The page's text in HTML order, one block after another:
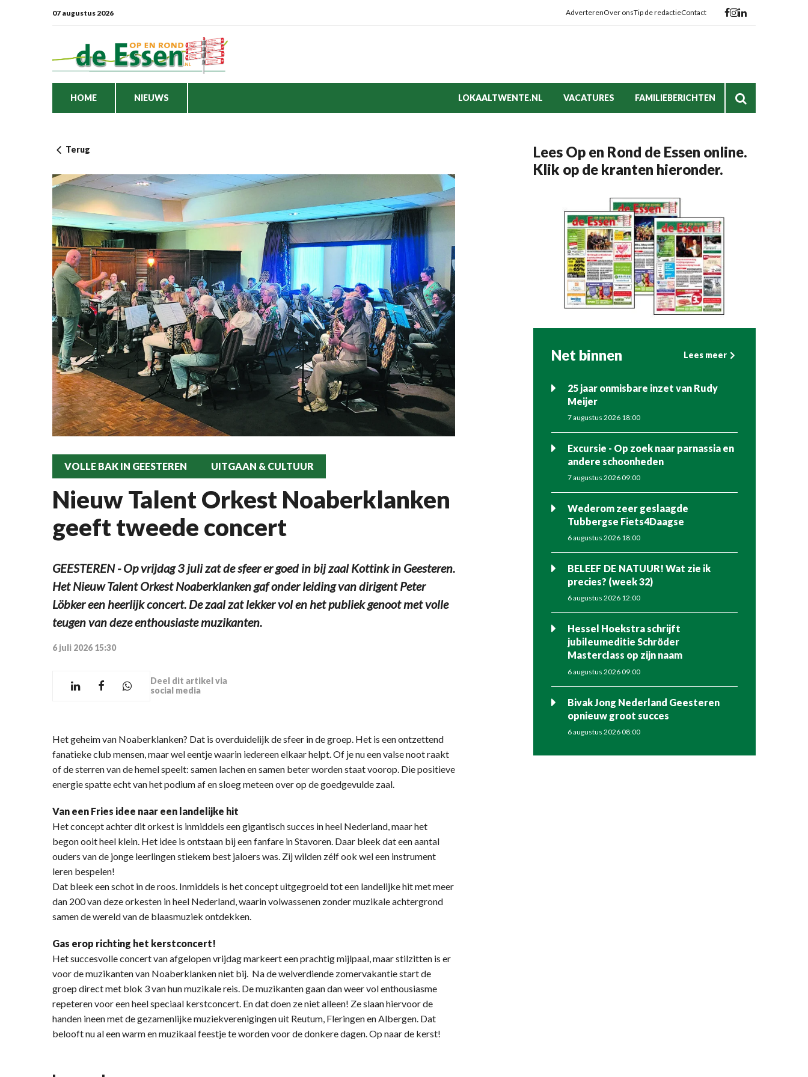
07 augustus 2026 AdverterenOver onsTip de redactieContact
HOME NIEUWS LOKAALTWENTE.NL VACATURES FAMILIEBERICHTEN
Terug
VOLLE BAK IN GEESTEREN UITGAAN & CULTUUR
Nieuw Talent Orkest Noaberklanken
geeft tweede concert
GEESTEREN - Op vrijdag 3 juli zat de sfeer er goed in bij zaal Kottink in Geesteren.
Het Nieuw Talent Orkest Noaberklanken gaf onder leiding van dirigent Peter
Löbker een heerlijk concert. De zaal zat lekker vol en het publiek genoot met volle
teugen van deze enthousiaste muzikanten.
6 juli 2026 15:30
Deel dit artikel via
social media
Het geheim van Noaberklanken? Dat is overduidelijk de sfeer in de groep. Het is een ontzettend
fanatieke club mensen, maar wel eentje waarin iedereen elkaar helpt. Of je nu een valse noot raakt
of de sterren van de hemel speelt: samen lachen en samen beter worden staat voorop. Die positieve
energie spatte echt van het podium af en sloeg meteen over op de goedgevulde zaal.
Van een Fries idee naar een landelijke hit
Het concept achter dit orkest is inmiddels een gigantisch succes in heel Nederland, maar het
begon ooit heel klein. Het idee is ontstaan bij een fanfare in Stavoren. Daar bleek dat een aantal
ouders van de jonge leerlingen stiekem best jaloers was. Zij wilden zélf ook wel een instrument
leren bespelen!
Dat bleek een schot in de roos. Inmiddels is het concept uitgegroeid tot een landelijke hit met meer
dan 200 van deze orkesten in heel Nederland, waarin volwassenen zonder muzikale achtergrond
samen de wereld van de blaasmuziek ontdekken.
Gas erop richting het kerstconcert!
Het succesvolle concert van afgelopen vrijdag markeert een prachtig mijlpaal, maar stilzitten is er
voor de muzikanten van Noaberklanken niet bij. Na de welverdiende zomervakantie start de
groep direct met blok 3 van hun muzikale reis. De muzikanten gaan dan weer vol enthousiasme
repeteren voor een heel speciaal kerstconcert. En dat doen ze niet alleen! Ze slaan hiervoor de
handen ineen met de gezamenlijke muziekverenigingen uit Reutum, Fleringen en Albergen. Dat
belooft nu al een warm en muzikaal feestje te worden voor de donkere dagen. Op naar de kerst!
Lees Op en Rond de Essen online.
Klik op de kranten hieronder.
Net binnen Lees meer
25 jaar onmisbare inzet van Rudy
Meijer
7 augustus 2026 18:00
Excursie - Op zoek naar parnassia en
andere schoonheden
7 augustus 2026 09:00
Wederom zeer geslaagde
Tubbergse Fiets4Daagse
6 augustus 2026 18:00
BELEEF DE NATUUR! Wat zie ik
precies? (week 32)
6 augustus 2026 12:00
Hessel Hoekstra schrijft
jubileumeditie Schröder
Masterclass op zijn naam
6 augustus 2026 09:00
Bivak Jong Nederland Geesteren
opnieuw groot succes
6 augustus 2026 08:00